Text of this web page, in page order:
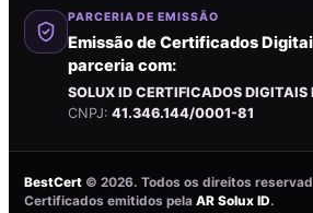
PARCERIA DE EMISSÃO
Emissão de Certificados
parceria com:
SOLUX ID CERTIFICADOS DIGITAIS
CNPJ: 41.346.144/0001-81
BestCert © 2026. Todos os direitos
Certificados emitidos pela AR Solux ID.